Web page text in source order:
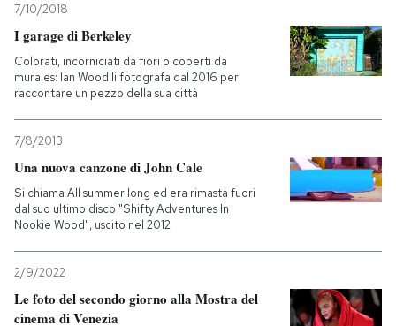
7/10/2018
I garage di Berkeley
Colorati, incorniciati da fiori o coperti da
murales: Ian Wood li fotografa dal 2016 per
raccontare un pezzo della sua città
7/8/2013
Una nuova canzone di John Cale
Si chiama All summer long ed era rimasta fuori
dal suo ultimo disco "Shifty Adventures In
Nookie Wood", uscito nel 2012
2/9/2022
Le foto del secondo giorno alla Mostra del
cinema di Venezia